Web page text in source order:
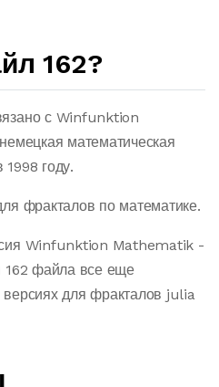
162?
с Winfunktion
математическая
году.
фракталов по математике.
Winfunktion Mathematik -
162 файла все еще
для фракталов julia